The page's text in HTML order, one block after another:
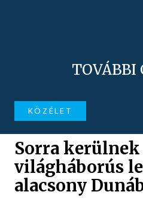
TOVÁBBI
KÖZÉLET
Sorra kerülnek
világháborús
alacsony